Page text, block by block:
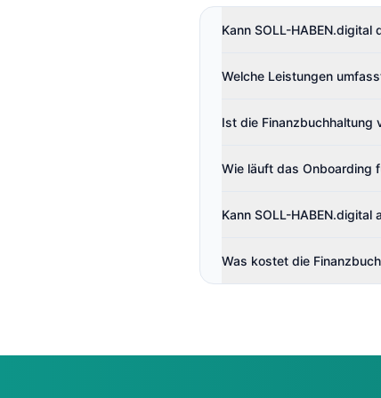
Kann SOLL-
Welche Leistungen
Ist die Finanzbuchhaltung
Wie läuft das Onboarding
Kann SOLL-
Was kostet die